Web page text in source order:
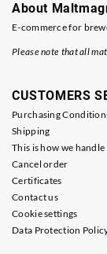
About
E-commerce for
Please note that all
CUSTOMERS
Purchasing
Shipping
This is how we
Cancel order
Certificates
Contact us
Cookie settings
Data Protection